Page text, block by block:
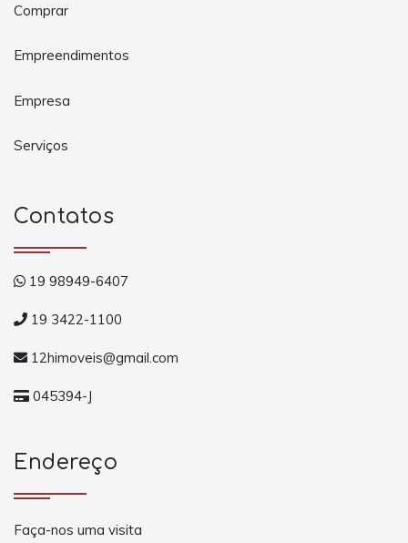
Comprar
Empreendimentos
Empresa
Serviços
Contatos
19 98949-6407
19 3422-1100
12himoveis@gmail.com
045394-J
Endereço
Faça-nos uma visita